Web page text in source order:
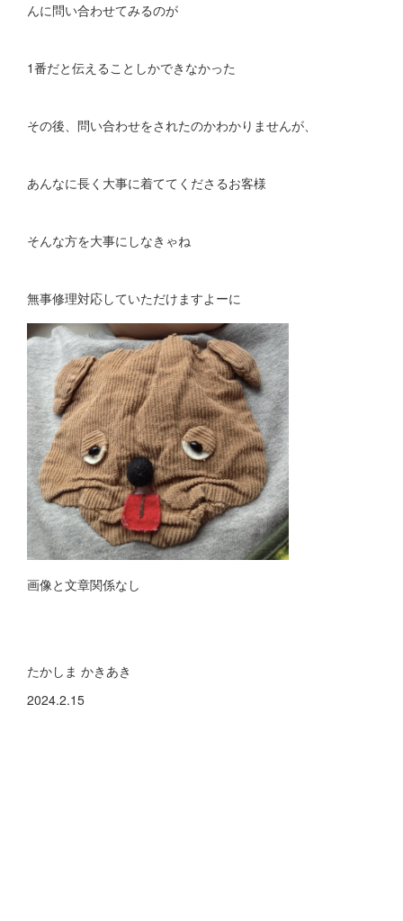
んに問い合わせてみるのが
1番だと伝えることしかできなかった
その後、問い合わせをされたのかわかりませんが、
あんなに長く大事に着ててくださるお客様
そんな方を大事にしなきゃね
無事修理対応していただけますよーに
画像と文章関係なし
たかしま かきあき
2024.2.15